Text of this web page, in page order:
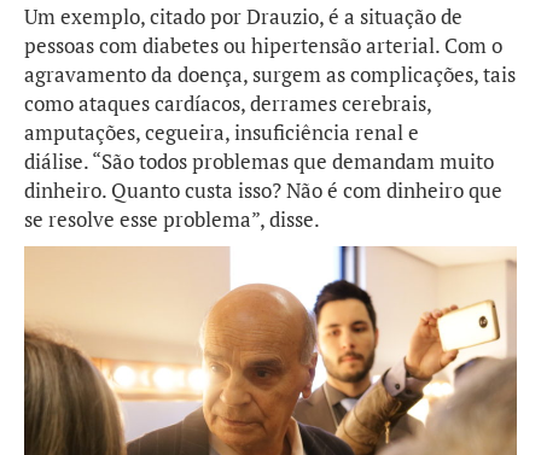
Um exemplo, citado por Drauzio, é a situação de
pessoas com diabetes ou hipertensão arterial. Com o
agravamento da doença, surgem as complicações, tais
como ataques cardíacos, derrames cerebrais,
amputações, cegueira, insuficiência renal e
diálise. “São todos problemas que demandam muito
dinheiro. Quanto custa isso? Não é com dinheiro que
se resolve esse problema”, disse.